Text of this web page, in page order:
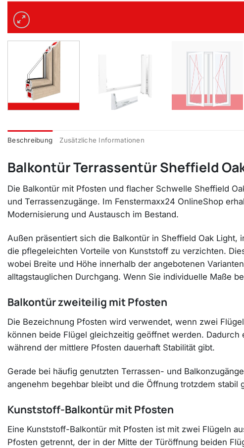
Beschreibung Zusätzliche Informationen
Balkontür Terrassentür Sheffield
Die Balkontür mit Pfosten und flacher Schwelle Sheffield
und Terrassenzugänge. Im Fenstermaxx24 OnlineShop
Modernisierung und Austausch im Bestand.
Außen präsentiert sich die Balkontür in Sheffield Oak
die pflegeleichten Vorteile von Kunststoff zu verzichten.
wobei Breite und Höhe innerhalb der angebotenen
alltagstauglichen Durchgang. Wenn Sie individuelle Maße
Balkontür zweiteilig mit Pfosten
Die Bezeichnung Pfosten wird verwendet, wenn zwei
können beide Flügel gleichzeitig geöffnet werden.
während der mittlere Pfosten dauerhaft Stabilität gibt.
Gerade bei häufig genutzten Terrassen- und
angenehm begehbar bleibt und die Öffnung trotzdem stabil
Kunststoff-Balkontür mit Pfosten
Eine Kunststoff-Balkontür mit Pfosten ist mit zwei Flügeln
Pfosten getrennt, der in der Mitte der Türöffnung beiden